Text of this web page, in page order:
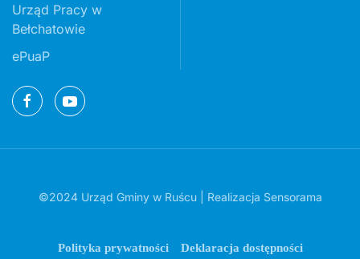
Urząd Pracy w
Bełchatowie
ePuaP
©2024 Urząd Gminy w Ruścu | Realizacja Sensorama
Polityka prywatności Deklaracja dostępności